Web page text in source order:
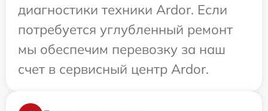
диагностики техники Ardor. Если
потребуется углубленный ремонт
мы обеспечим перевозку за наш
счет в сервисный центр Ardor.